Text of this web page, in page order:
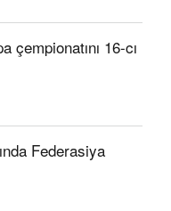
16-cı
Federasiya